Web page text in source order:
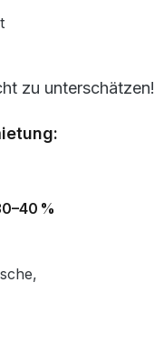
zu unterschätzen!
%